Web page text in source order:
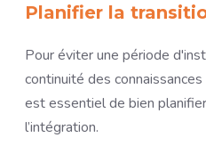
Planifier la
Pour éviter une période
continuité des
est essentiel de bien
l’intégration.